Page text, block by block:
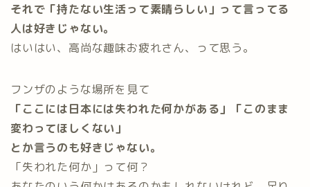
それで「持たない生活って素晴らしい」って言ってる
人は好きじゃない。
はいはい、高尚な趣味お疲れさん、って思う。
フンザのような場所を見て
「ここには日本には失われた何かがある」「このまま
変わってほしくない」
とか言うのも好きじゃない。
「失われた何か」って何？